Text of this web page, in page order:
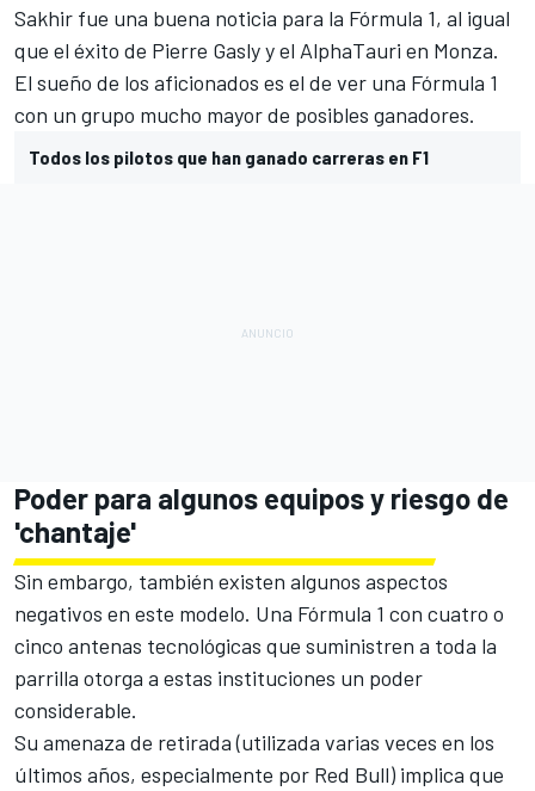
Sakhir fue una buena noticia para la Fórmula 1, al igual
que el éxito de Pierre Gasly y el AlphaTauri en Monza.
El sueño de los aficionados es el de ver una Fórmula 1
con un grupo mucho mayor de posibles ganadores.
Todos los pilotos que han ganado carreras en F1
Poder para algunos equipos y riesgo de
'chantaje'
Sin embargo, también existen algunos aspectos
negativos en este modelo. Una Fórmula 1 con cuatro o
cinco antenas tecnológicas que suministren a toda la
parrilla otorga a estas instituciones un poder
considerable.
Su amenaza de retirada (utilizada varias veces en los
últimos años, especialmente por Red Bull) implica que